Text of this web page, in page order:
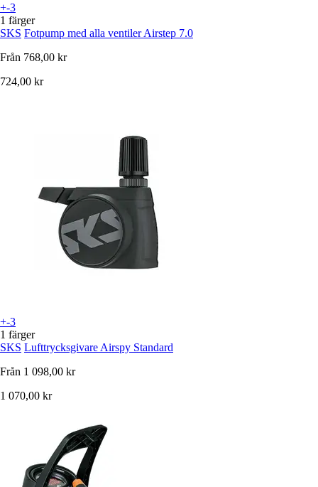
+-3
1 färger
SKS Fotpump med alla ventiler Airstep 7.0
Från 768,00 kr
724,00 kr
+-3
1 färger
SKS Lufttrycksgivare Airspy Standard
Från 1 098,00 kr
1 070,00 kr